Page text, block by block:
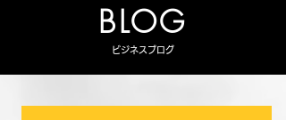
BLOG
ビジネスブログ